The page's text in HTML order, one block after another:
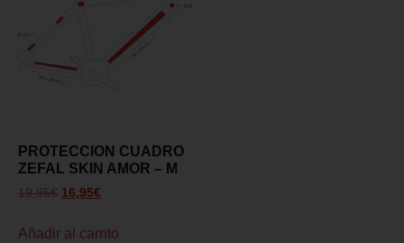
PROTECCION CUADRO
ZEFAL SKIN AMOR – M
19,95€ 16,95€
Añadir al carrito